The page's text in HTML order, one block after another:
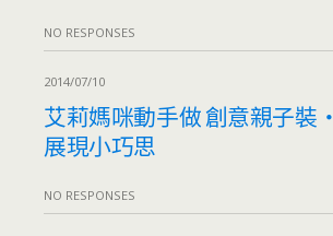
NO RESPONSES
2014/07/10
艾莉媽咪動手做 創意親子裝‧
展現小巧思
NO RESPONSES